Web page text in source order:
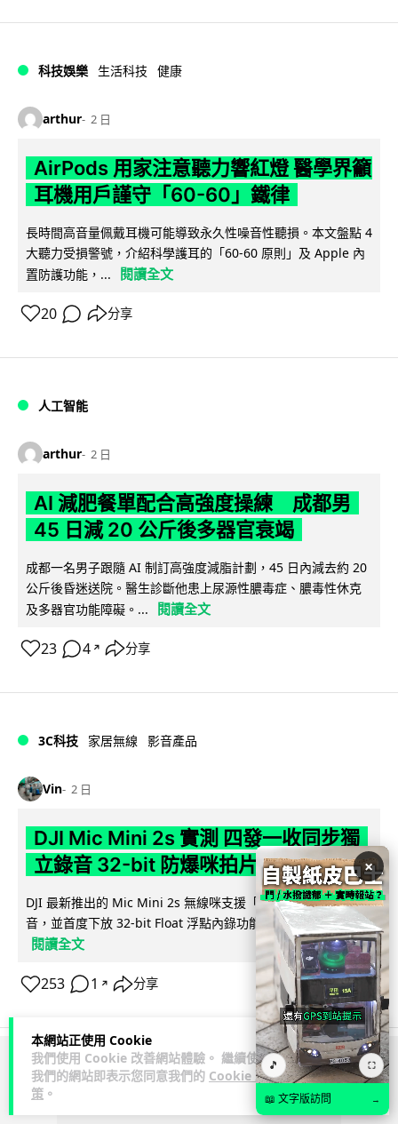
本網站正使用 Cookie
我們使用 Cookie 改善網站體驗。 繼續使用
我們的網站即表示您同意我們的 Cookie 政
策 。
科技娛樂 生活科技 健康
arthur 2 日
AirPods 用家注意聽力響紅燈 醫學界籲
耳機用戶謹守「60-60」鐵律
長時間高音量佩戴耳機可能導致永久性噪音性聽損。本文盤點 4
大聽力受損警號，介紹科學護耳的「60-60 原則」及 Apple 內
置防護功能，...
閱讀全文
20 分享
人工智能
arthur 2 日
AI 減肥餐單配合高強度操練 成都男
45 日減 20 公斤後多器官衰竭
成都一名男子跟隨 AI 制訂高強度減脂計劃，45 日內減去約 20
公斤後昏迷送院。醫生診斷他患上尿源性膿毒症、膿毒性休克
及多器官功能障礙。...
閱讀全文
23 4 ↗ 分享
3C科技 家居無線 影音產品
Vin 2 日
DJI Mic Mini 2s 實測 四發一收同步獨
立錄音 32-bit 防爆咪拍片必備
DJI 最新推出的 Mic Mini 2s 無線咪支援「四發一收」分軌錄
音，並首度下放 32-bit Float 浮點內錄功能。本文經實測其...
閱讀全文
253 1 ↗ 分享
ADVERTISEMENT
×
🎵 ⛶
📖 文字版訪問 →